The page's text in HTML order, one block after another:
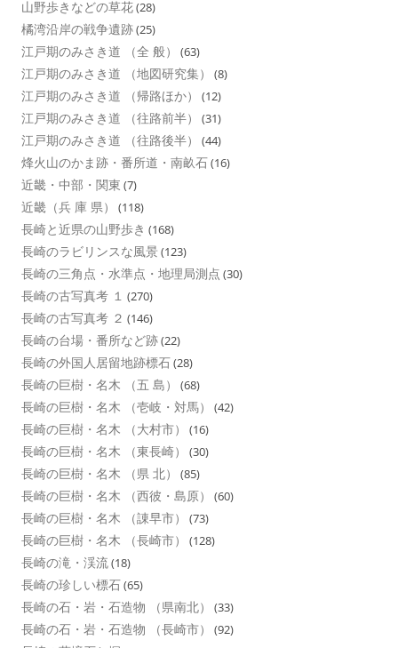
山野歩きなどの草花(28)
橘湾沿岸の戦争遺跡(25)
江戸期のみさき道 （全 般） (63)
江戸期のみさき道 （地図研究集） (8)
江戸期のみさき道 （帰路ほか） (12)
江戸期のみさき道 （往路前半） (31)
江戸期のみさき道 （往路後半） (44)
烽火山のかま跡・番所道・南畝石(16)
近畿・中部・関東 (7)
近畿（兵 庫 県） (118)
長崎と近県の山野歩き (168)
長崎のラビリンスな風景 (123)
長崎の三角点・水準点・地理局測点 (30)
長崎の古写真考 １ (270)
長崎の古写真考 ２ (146)
長崎の台場・番所など跡(22)
長崎の外国人居留地跡標石(28)
長崎の巨樹・名木 （五 島） (68)
長崎の巨樹・名木 （壱岐・対馬） (42)
長崎の巨樹・名木 （大村市） (16)
長崎の巨樹・名木 （東長崎） (30)
長崎の巨樹・名木 （県 北） (85)
長崎の巨樹・名木 （西彼・島原） (60)
長崎の巨樹・名木 （諌早市） (73)
長崎の巨樹・名木 （長崎市） (128)
長崎の滝・渓流(18)
長崎の珍しい標石(65)
長崎の石・岩・石造物 （県南北） (33)
長崎の石・岩・石造物 （長崎市） (92)